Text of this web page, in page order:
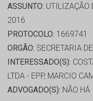
ASSUNTO: UTILIZAÇÃO
2016
PROTOCOLO: 1669741
ORGÃO: SECRETARIA
INTERESSADO(S):
LTDA - EPP, MARCIO
ADVOGADO(S): NÃO HÁ